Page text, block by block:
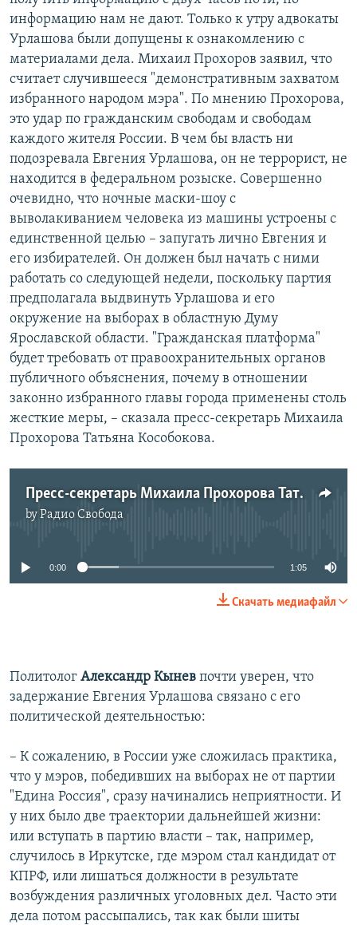
информацию нам не дают. Только к утру адвокаты
Урлашова были допущены к ознакомлению с
материалами дела. Михаил Прохоров заявил, что
считает случившееся "демонстративным захватом
избранного народом мэра". По мнению Прохорова,
это удар по гражданским свободам и свободам
каждого жителя России. В чем бы власть ни
подозревала Евгения Урлашова, он не террорист, не
находится в федеральном розыске. Совершенно
очевидно, что ночные маски-шоу с
выволакиванием человека из машины устроены с
единственной целью – запугать лично Евгения и
его избирателей. Он должен был начать с ними
работать со следующей недели, поскольку партия
предполагала выдвинуть Урлашова и его
окружение на выборах в областную Думу
Ярославской области. "Гражданская платформа"
будет требовать от правоохранительных органов
публичного объяснения, почему в отношении
законно избранного главы города применены столь
жесткие меры, – сказала пресс-секретарь Михаила
Прохорова Татьяна Кособокова.
Пресс-секретарь Михаила Прохорова Татьяна Кособокова о преследовании Урлашова
byРадио Свобода
No media source currently available
0:00 1:05
Скачать медиафайл
Политолог Александр Кынев почти уверен, что
задержание Евгения Урлашова связано с его
политической деятельностью:
– К сожалению, в России уже сложилась практика,
что у мэров, победивших на выборах не от партии
"Едина Россия", сразу начинались неприятности. И
у них было две траектории дальнейшей жизни:
или вступать в партию власти – так, например,
случилось в Иркутске, где мэром стал кандидат от
КПРФ, или лишаться должности в результате
возбуждения различных уголовных дел. Часто эти
дела потом рассыпались, так как были шиты